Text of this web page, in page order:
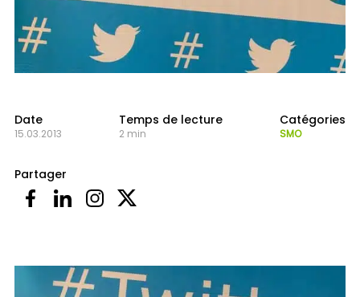
Date
15.03.2013
Temps de lecture
2 min
Catégories
SMO
Partager